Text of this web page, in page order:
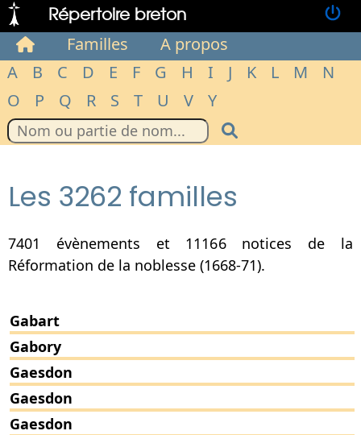
Répertoire breton
Familles
A propos
A
B C D E F G H I J K L M
N
O
P Q R S T U V Y
Les 3262 familles
7401 évènements et 11166 notices de la
Réformation de la noblesse (1668-71).
Gabart
Gabory
Gaesdon
Gaesdon
Gaesdon